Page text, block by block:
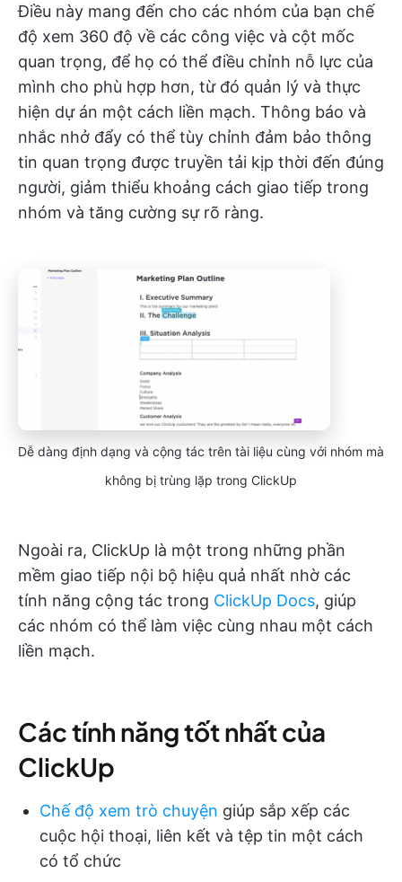
Điều này mang đến cho các nhóm của bạn chế
độ xem 360 độ về các công việc và cột mốc
quan trọng, để họ có thể điều chỉnh nỗ lực của
mình cho phù hợp hơn, từ đó quản lý và thực
hiện dự án một cách liền mạch. Thông báo và
nhắc nhở đẩy có thể tùy chỉnh đảm bảo thông
tin quan trọng được truyền tải kịp thời đến đúng
người, giảm thiểu khoảng cách giao tiếp trong
nhóm và tăng cường sự rõ ràng.
Dễ dàng định dạng và cộng tác trên tài liệu cùng với nhóm mà
không bị trùng lặp trong ClickUp
Ngoài ra, ClickUp là một trong những phần
mềm giao tiếp nội bộ hiệu quả nhất nhờ các
tính năng cộng tác trong ClickUp Docs, giúp
các nhóm có thể làm việc cùng nhau một cách
liền mạch.
Các tính năng tốt nhất của
ClickUp
Chế độ xem trò chuyện giúp sắp xếp các
cuộc hội thoại, liên kết và tệp tin một cách
có tổ chức